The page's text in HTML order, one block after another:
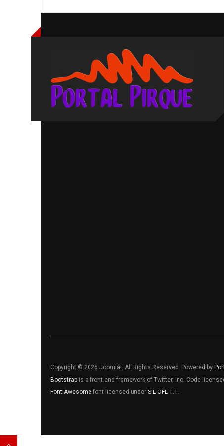
Copyright © 2026 Joomla!. All Rights Reserved. Powered by
Bootstrap is a front-end framework of Twitter, Inc. Code
Font Awesome font licensed under SIL OFL 1.1 .